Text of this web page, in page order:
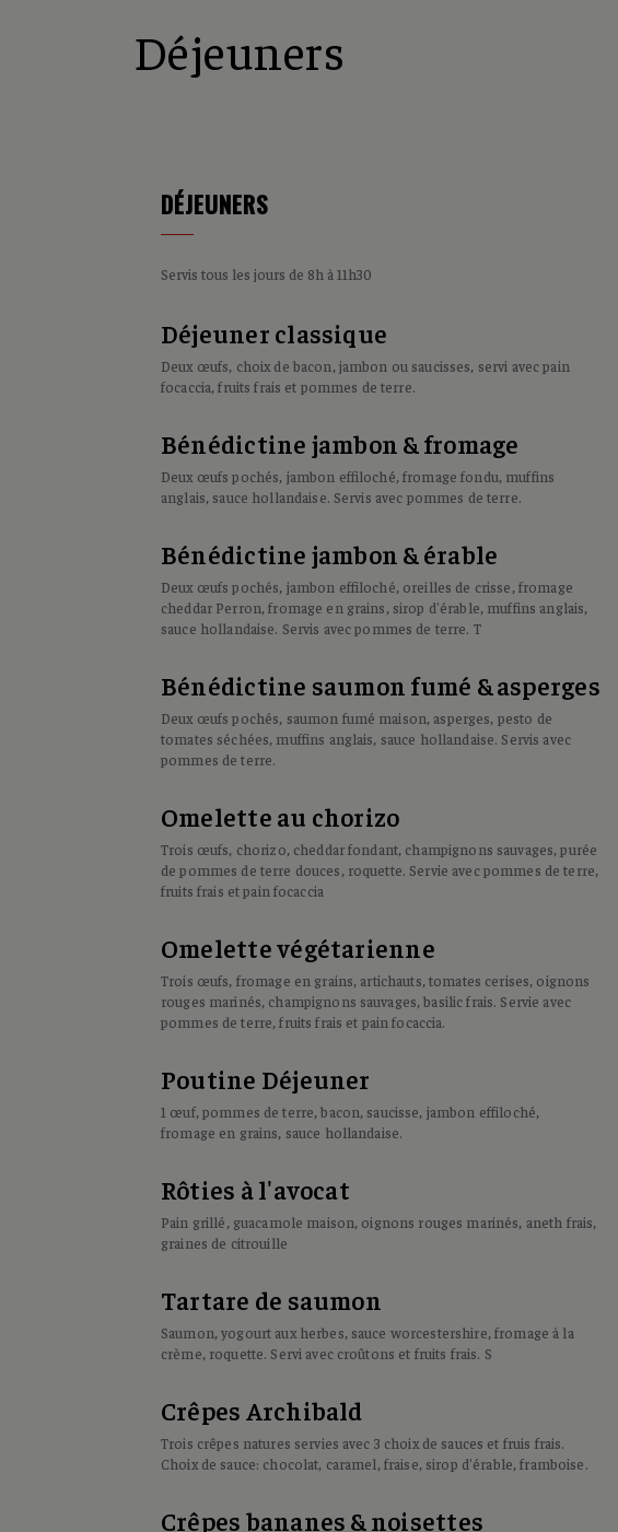
Déjeuners
DÉJEUNERS
Servis tous les jours de 8h à 11h30
Déjeuner classique
Deux œufs, choix de bacon, jambon ou saucisses, servi avec pain
focaccia, fruits frais et pommes de terre.
Bénédictine jambon & fromage
Deux œufs pochés, jambon effiloché, fromage fondu, muffins
anglais, sauce hollandaise. Servis avec pommes de terre.
Bénédictine jambon & érable
Deux œufs pochés, jambon effiloché, oreilles de crisse, fromage
cheddar Perron, fromage en grains, sirop d'érable, muffins anglais,
sauce hollandaise. Servis avec pommes de terre. T
Bénédictine saumon fumé & asperges
Deux œufs pochés, saumon fumé maison, asperges, pesto de
tomates séchées, muffins anglais, sauce hollandaise. Servis avec
pommes de terre.
Omelette au chorizo
Trois œufs, chorizo, cheddar fondant, champignons sauvages, purée
de pommes de terre douces, roquette. Servie avec pommes de terre,
fruits frais et pain focaccia
Omelette végétarienne
Trois œufs, fromage en grains, artichauts, tomates cerises, oignons
rouges marinés, champignons sauvages, basilic frais. Servie avec
pommes de terre, fruits frais et pain focaccia.
Poutine Déjeuner
1 œuf, pommes de terre, bacon, saucisse, jambon effiloché,
fromage en grains, sauce hollandaise.
Rôties à l'avocat
Pain grillé, guacamole maison, oignons rouges marinés, aneth frais,
graines de citrouille
Tartare de saumon
Saumon, yogourt aux herbes, sauce worcestershire, fromage à la
crème, roquette. Servi avec croûtons et fruits frais. S
Crêpes Archibald
Trois crêpes natures servies avec 3 choix de sauces et fruis frais.
Choix de sauce: chocolat, caramel, fraise, sirop d'érable, framboise.
Crêpes bananes & noisettes